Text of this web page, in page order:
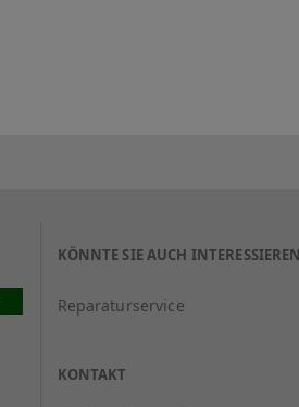
KÖNNTE SIE AUCH INTERESSIEREN
Reparaturservice
KONTAKT